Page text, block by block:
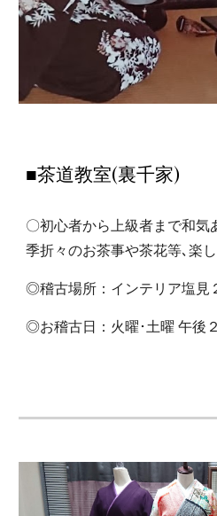
■茶道教室(裏千家)
〇初心者から上級者まで和気
季折々のお茶事や茶花等､楽
◎稽古場所：インテリア塩見
◎お稽古日：火曜･土曜 午後